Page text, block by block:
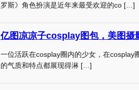
罗斯》角色扮演是近年来最受欢迎的co […]
亿图凉凉子cosplay图包，美图摄
一位活跃在cosplay圈内的少女，在cosplay
的气质和特点都展现得淋 […]